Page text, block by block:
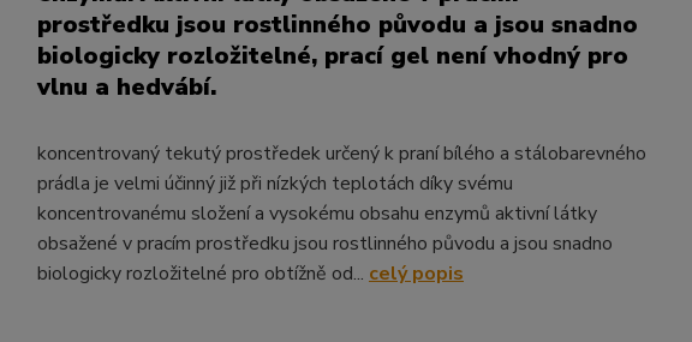
prostředku jsou rostlinného původu a jsou snadno
biologicky rozložitelné, prací gel není vhodný pro
vlnu a hedvábí.
koncentrovaný tekutý prostředek určený k praní bílého a stálobarevného
prádla je velmi účinný již při nízkých teplotách díky svému
koncentrovanému složení a vysokému obsahu enzymů aktivní látky
obsažené v pracím prostředku jsou rostlinného původu a jsou snadno
biologicky rozložitelné pro obtížně od... celý popis